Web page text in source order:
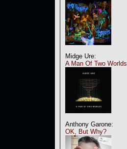
Midge Ure:
A Man Of Two Worlds
Anthony Garone:
OK, But Why?